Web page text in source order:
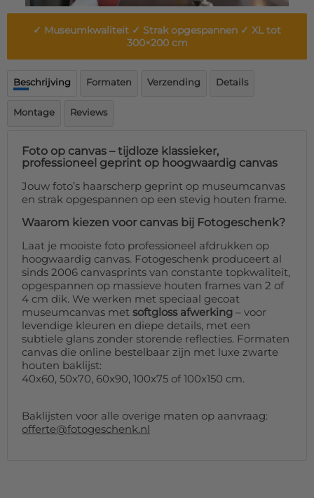
Deurmat
Over ons
Levertijden
✓ Museumkwaliteit ✓ Strak opgespannen ✓ XL tot
300×200 cm
Beschrijving Formaten Verzending Details
Montage Reviews
Foto op canvas – tijdloze klassieker,
professioneel geprint op hoogwaardig canvas
Jouw foto’s haarscherp geprint op museumcanvas
en strak opgespannen op een stevig houten frame.
Waarom kiezen voor canvas bij Fotogeschenk?
Laat je mooiste foto professioneel afdrukken op
hoogwaardig canvas. Fotogeschenk produceert al
sinds 2006 canvasprints van constante topkwaliteit,
opgespannen op massieve houten frames van 2 of
4 cm dik. We werken met speciaal gecoat
museumcanvas met softgloss afwerking – voor
levendige kleuren en diepe details, met een
subtiele glans zonder storende reflecties. Formaten
canvas die online bestelbaar zijn met luxe zwarte
houten baklijst:
40x60, 50x70, 60x90, 100x75 of 100x150 cm.
Baklijsten voor alle overige maten op aanvraag:
offerte@fotogeschenk.nl